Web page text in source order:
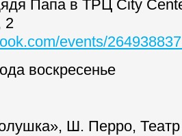
Папа в ТРЦ City
2
events/
воскресенье
Ш. Перро,